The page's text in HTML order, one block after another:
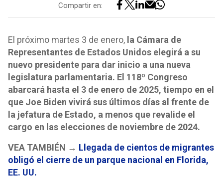
Compartir en:
El próximo martes 3 de enero, la Cámara de
Representantes de Estados Unidos elegirá a su
nuevo presidente para dar inicio a una nueva
legislatura parlamentaria. El 118º Congreso
abarcará hasta el 3 de enero de 2025, tiempo en el
que Joe Biden vivirá sus últimos días al frente de
la jefatura de Estado, a menos que revalide el
cargo en las elecciones de noviembre de 2024.
VEA TAMBIÉN → Llegada de cientos de migrantes
obligó el cierre de un parque nacional en Florida,
EE. UU.